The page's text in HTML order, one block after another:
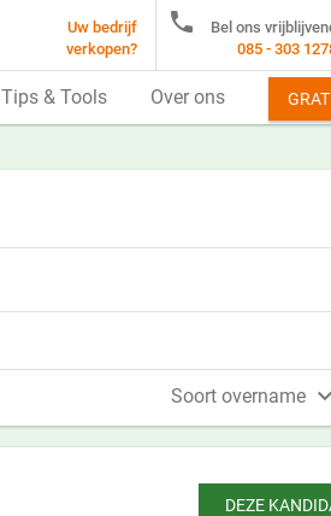
Soort overname 
DEZE
Uw bedrijf
verkopen?

Bel ons
085 - 303
Tips & Tools Over ons